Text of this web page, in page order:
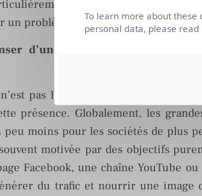
lorsque des sujets
un problème pouvant impacter la
d’une entreprise qui n’est
pas la présence sur les médias
présence. Globalement, les
peu moins pour les sociétés de plus
motivée par des objectifs
Facebook, une chaîne YouTube
du trafic et nourrir une image
To learn more about these
personal data, please read